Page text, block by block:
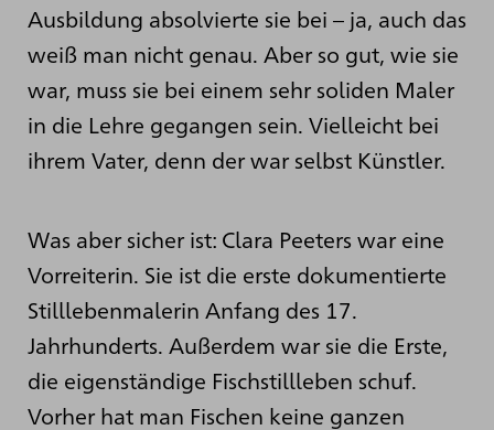
Ausbildung absolvierte sie bei – ja, auch das
weiß man nicht genau. Aber so gut, wie sie
war, muss sie bei einem sehr soliden Maler
in die Lehre gegangen sein. Vielleicht bei
ihrem Vater, denn der war selbst Künstler.
Was aber sicher ist: Clara Peeters war eine
Vorreiterin. Sie ist die erste dokumentierte
Stilllebenmalerin Anfang des 17.
Jahrhunderts. Außerdem war sie die Erste,
die eigenständige Fischstillleben schuf.
Vorher hat man Fischen keine ganzen